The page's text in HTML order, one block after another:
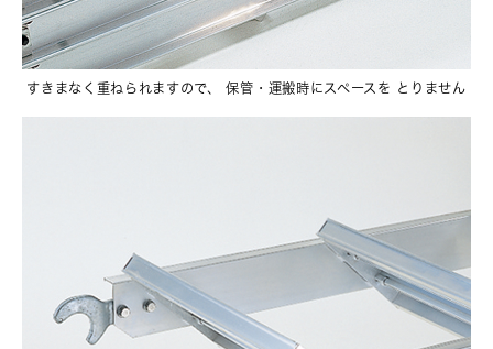
すきまなく重ねられますので、 保管・運搬時にスペースを とりません